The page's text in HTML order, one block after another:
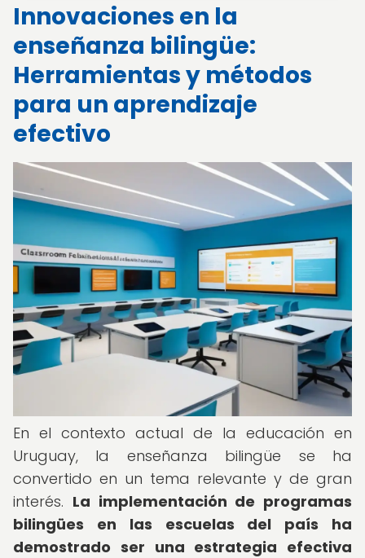
Innovaciones en la
enseñanza bilingüe:
Herramientas y métodos
para un aprendizaje
efectivo
En el contexto actual de la educación en
Uruguay, la enseñanza bilingüe se ha
convertido en un tema relevante y de gran
interés. La implementación de programas
bilingües en las escuelas del país ha
demostrado ser una estrategia efectiva